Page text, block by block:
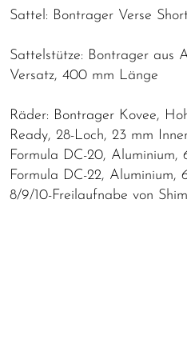
Sattel: Bontrager Verse
Sattelstütze: Bontrager aus
Versatz, 400 mm Länge
Räder: Bontrager Kovee,
Ready, 28-Loch, 23 mm
Formula DC-20, Aluminium,
Formula DC-22, Aluminium,
8/9/10-Freilaufnabe von